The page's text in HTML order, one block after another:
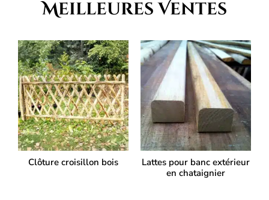
Meilleures Ventes
Clôture croisillon bois
Lattes pour banc extérieur
en chataignier